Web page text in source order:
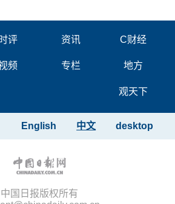
时评 资讯 C财经
频 专栏 地方
观天下
desktop
中文
English
中国日报版权所有